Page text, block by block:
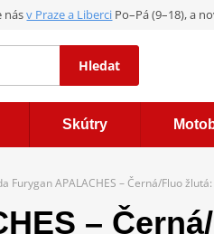
násv Praze a Liberci Po–Pá (9–18), a
Hledat
Skútry
Furygan APALACHES – Černá/Fluo
–